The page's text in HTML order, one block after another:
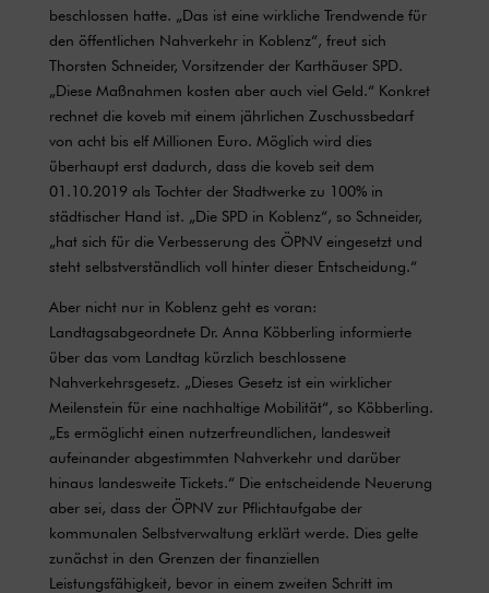
beschlossen hatte. „Das ist eine wirkliche Trendwende für
den öffentlichen Nahverkehr in Koblenz“, freut sich
Thorsten Schneider, Vorsitzender der Karthäuser SPD.
„Diese Maßnahmen kosten aber auch viel Geld.“ Konkret
rechnet die koveb mit einem jährlichen Zuschussbedarf
von acht bis elf Millionen Euro. Möglich wird dies
überhaupt erst dadurch, dass die koveb seit dem
01.10.2019 als Tochter der Stadtwerke zu 100% in
städtischer Hand ist. „Die SPD in Koblenz“, so Schneider,
„hat sich für die Verbesserung des ÖPNV eingesetzt und
steht selbstverständlich voll hinter dieser Entscheidung.“
Aber nicht nur in Koblenz geht es voran:
Landtagsabgeordnete Dr. Anna Köbberling informierte
über das vom Landtag kürzlich beschlossene
Nahverkehrsgesetz. „Dieses Gesetz ist ein wirklicher
Meilenstein für eine nachhaltige Mobilität“, so Köbberling.
„Es ermöglicht einen nutzerfreundlichen, landesweit
aufeinander abgestimmten Nahverkehr und darüber
hinaus landesweite Tickets.“ Die entscheidende Neuerung
aber sei, dass der ÖPNV zur Pflichtaufgabe der
kommunalen Selbstverwaltung erklärt werde. Dies gelte
zunächst in den Grenzen der finanziellen
Leistungsfähigkeit, bevor in einem zweiten Schritt im